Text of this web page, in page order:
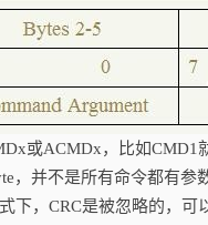
或ACMDx，比如
，并不是所有命令都有
下，CRC是被忽略的，